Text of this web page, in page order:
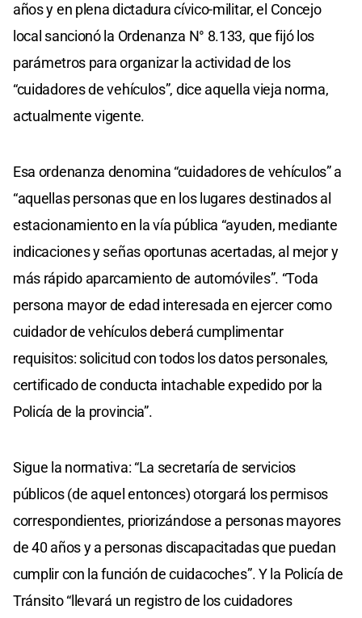
años y en plena dictadura cívico-militar, el Concejo
local sancionó la Ordenanza N° 8.133, que fijó los
parámetros para organizar la actividad de los
“cuidadores de vehículos”, dice aquella vieja norma,
actualmente vigente.
Esa ordenanza denomina “cuidadores de vehículos” a
“aquellas personas que en los lugares destinados al
estacionamiento en la vía pública “ayuden, mediante
indicaciones y señas oportunas acertadas, al mejor y
más rápido aparcamiento de automóviles”. “Toda
persona mayor de edad interesada en ejercer como
cuidador de vehículos deberá cumplimentar
requisitos: solicitud con todos los datos personales,
certificado de conducta intachable expedido por la
Policía de la provincia”.
Sigue la normativa: “La secretaría de servicios
públicos (de aquel entonces) otorgará los permisos
correspondientes, priorizándose a personas mayores
de 40 años y a personas discapacitadas que puedan
cumplir con la función de cuidacoches”. Y la Policía de
Tránsito “llevará un registro de los cuidadores